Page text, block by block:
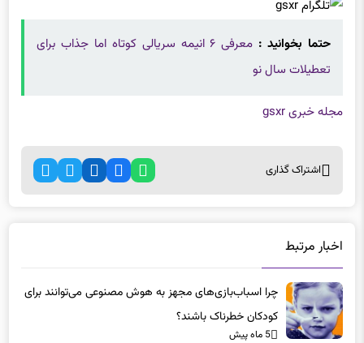
حتما بخوانید :
معرفی ۶ انیمه سریالی کوتاه اما جذاب برای
تعطیلات سال نو
مجله خبری gsxr
اشتراک گذاری
اخبار مرتبط
چرا اسباب‌بازی‌های مجهز به هوش مصنوعی می‌توانند برای
کودکان خطرناک باشند؟
5 ماه پیش